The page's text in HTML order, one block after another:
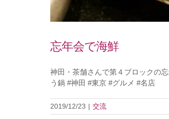
忘年会で海鮮
神田・茶舗さんで第４ブロックの
う鍋 #神田 #東京 #グルメ #名店
2019/12/23 | 交流